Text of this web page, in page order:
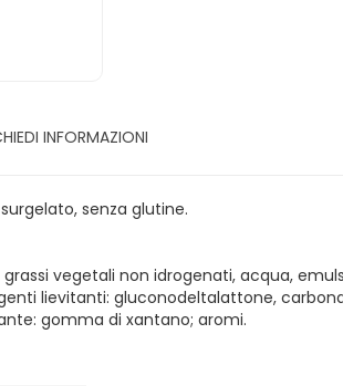
INFORMAZIONI
senza glutine.
vegetali non idrogenati, acqua,
lievitanti: gluconodeltalattone,
gomma di xantano; aromi.